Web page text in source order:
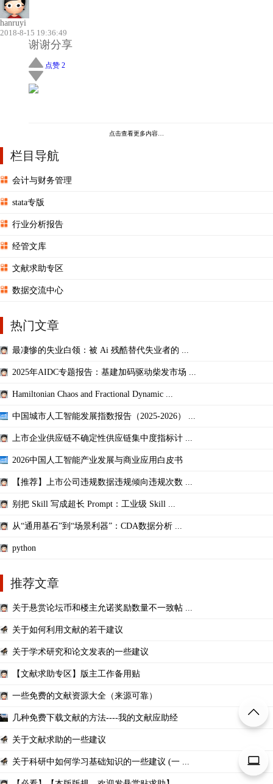
hanruyi
2018-8-15 19:36:49
谢谢分享
点赞 2
点击查看更多内容…
栏目导航
会计与财务管理
stata专版
行业分析报告
经管文库
文献求助专区
数据交流中心
热门文章
最凄惨的失业白领：被 Ai 残酷替代失业者的 ...
2025年AIDC专题报告：基建加码驱动柴发市场 ...
Hamiltonian Chaos and Fractional Dynamic ...
中国城市人工智能发展指数报告（2025-2026） ...
上市企业供应链不确定性供应链集中度指标计 ...
2026中国人工智能产业发展与商业应用白皮书
【推荐】上市公司违规数据违规倾向违规次数 ...
别把 Skill 写成超长 Prompt：工业级 Skill ...
从“通用基石”到“场景利器”：CDA数据分析 ...
python
推荐文章
关于悬赏论坛币和楼主允诺奖励数量不一致帖 ...
关于如何利用文献的若干建议
关于学术研究和论文发表的一些建议
【文献求助专区】版主工作备用贴
一些免费的文献资源大全（来源可靠）
几种免费下载文献的方法----我的文献应助经
关于文献求助的一些建议
关于科研中如何学习基础知识的一些建议 (一 ...